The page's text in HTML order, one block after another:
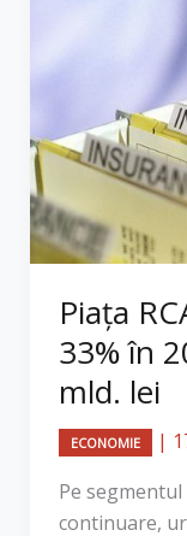
Piaţa
33% în
mld. lei
ECONOMIE |
Pe segmentul
continuare,